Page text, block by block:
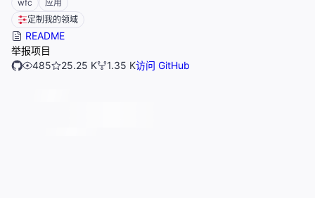
wfc
应用
定制我的领域
README
举报项目
485
25.25 K 1.35 K访问 GitHub